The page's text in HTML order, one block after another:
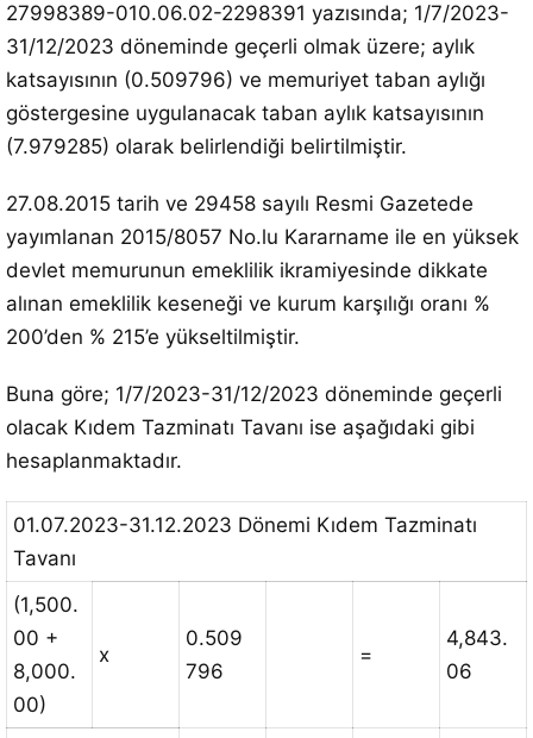
27998389-010.06.02-2298391 yazısında; 1/7/2023-
31/12/2023 döneminde geçerli olmak üzere; aylık
katsayısının (0.509796) ve memuriyet taban aylığı
göstergesine uygulanacak taban aylık katsayısının
(7.979285) olarak belirlendiği belirtilmiştir.
27.08.2015 tarih ve 29458 sayılı Resmi Gazetede
yayımlanan 2015/8057 No.lu Kararname ile en yüksek
devlet memurunun emeklilik ikramiyesinde dikkate
alınan emeklilik keseneği ve kurum karşılığı oranı %
200’den % 215’e yükseltilmiştir.
Buna göre; 1/7/2023-31/12/2023 döneminde geçerli
olacak Kıdem Tazminatı Tavanı ise aşağıdaki gibi
hesaplanmaktadır.
01.07.2023-31.12.2023 Dönemi Kıdem Tazminatı
Tavanı
(1,500.
00 +
8,000.
00)
x
0.509
796
=
4,843.
06